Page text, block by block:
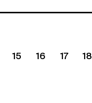
15 16 17 18